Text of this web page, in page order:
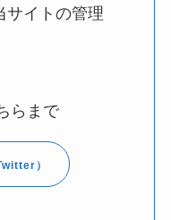
サイトの管理
らまで
）